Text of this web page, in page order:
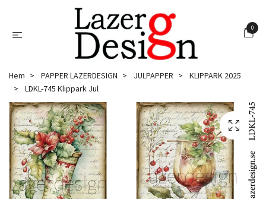
0
Hem PAPPER LAZERDESIGN JULPAPPER
KLIPPARK 2025
LDKL-745 Klippark Jul